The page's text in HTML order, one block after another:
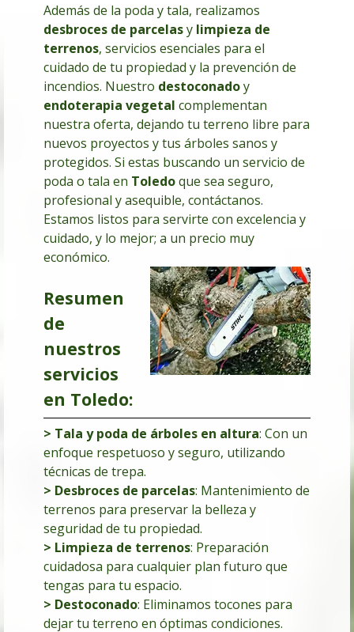
Además de la poda y tala, realizamos
desbroces de parcelasy limpieza de
terrenos, servicios esenciales para el
cuidado de tu propiedad y la prevención de
incendios. Nuestro destoconadoy
endoterapia vegetal complementan
nuestra oferta, dejando tu terreno libre para
nuevos proyectos y tus árboles sanos y
protegidos. Si estas buscando un servicio de
poda o tala en Toledoque sea seguro,
profesional y asequible, contáctanos.
Estamos listos para servirte con excelencia y
cuidado, y lo mejor; a un precio muy
económico.
Resumen
de
nuestros
servicios
en Toledo:
> Tala y poda de árboles en altura: Con un
enfoque respetuoso y seguro, utilizando
técnicas de trepa.
> Desbroces de parcelas: Mantenimiento de
terrenos para preservar la belleza y
seguridad de tu propiedad.
> Limpieza de terrenos: Preparación
cuidadosa para cualquier plan futuro que
tengas para tu espacio.
> Destoconado: Eliminamos tocones para
dejar tu terreno en óptimas condiciones.